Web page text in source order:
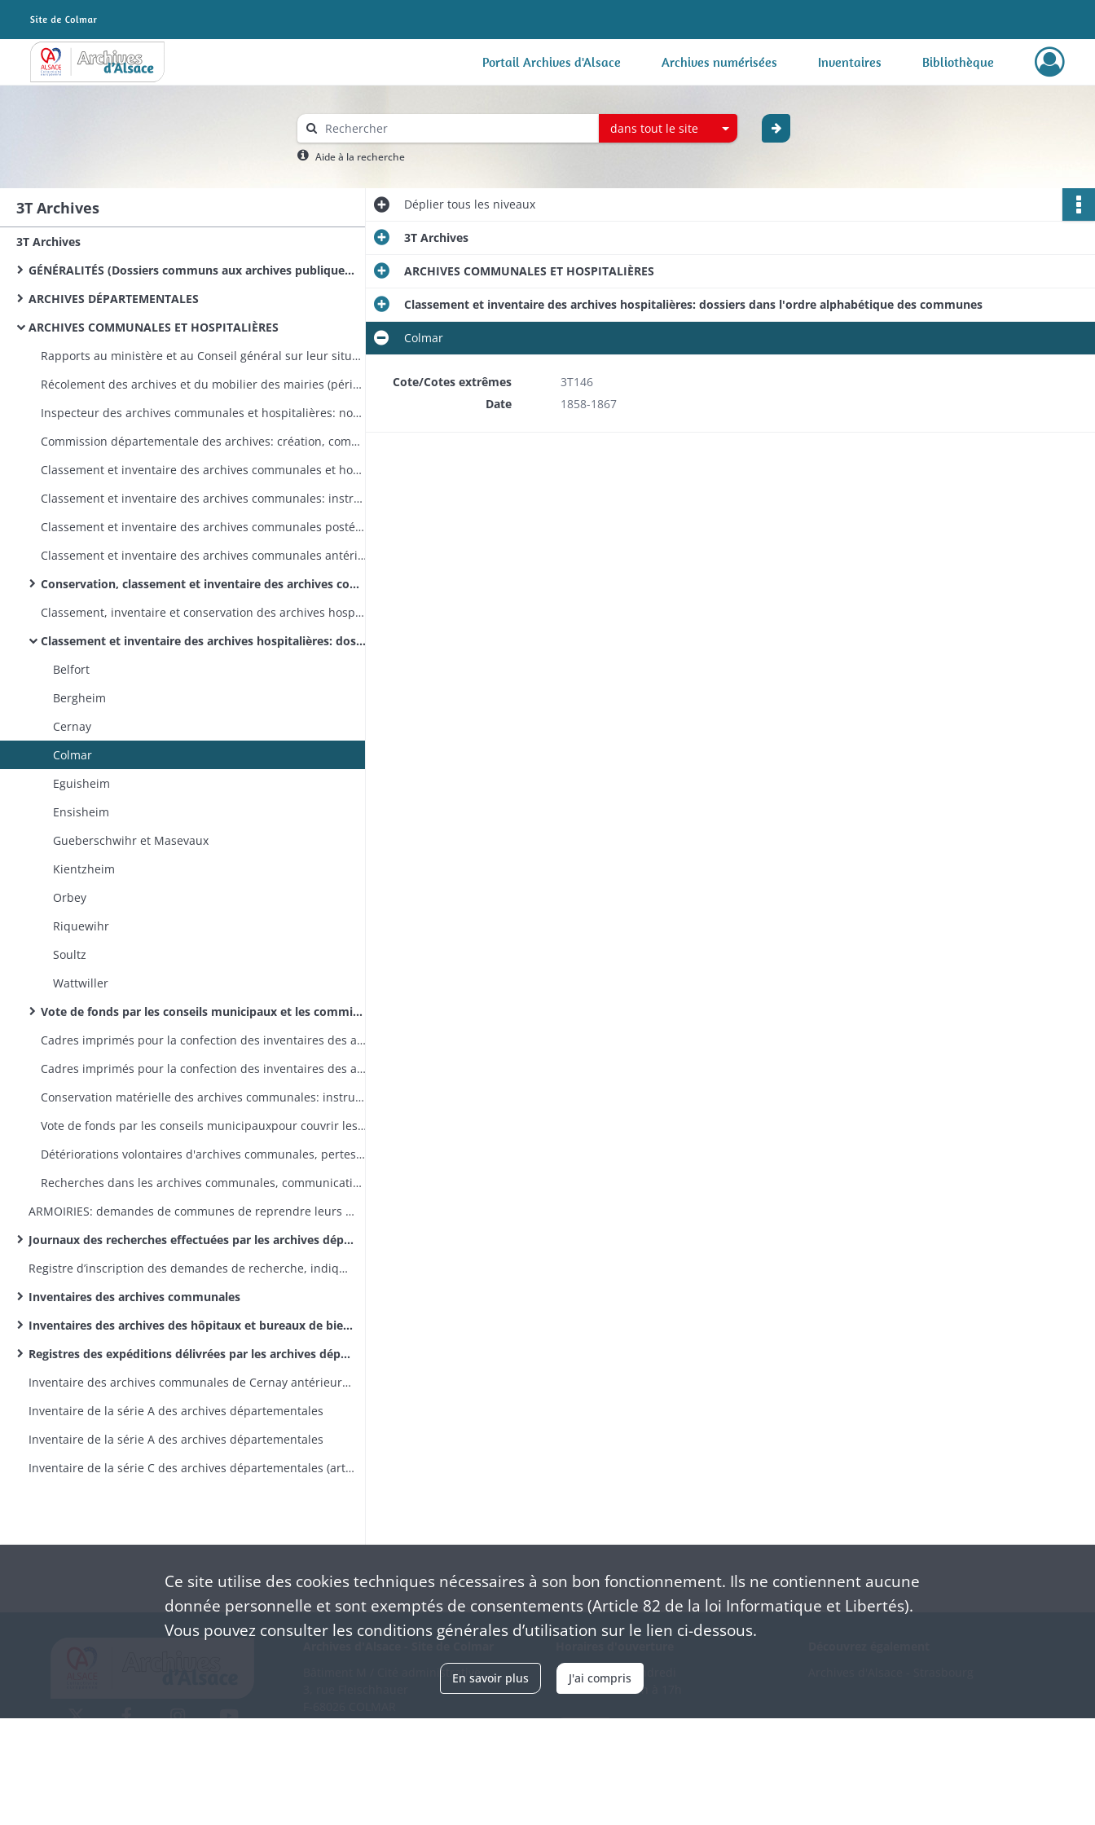
Archives Alsace - Colmar Portail Archives d'Alsace Archives numérisées Inventaires Bibliothèque
dans tout le site
Aide à la recherche
3T Archives
3T Archives
GÉNÉRALITÉS (Dossiers communs aux archives publiques conservées dans le département)
ARCHIVES DÉPARTEMENTALES
ARCHIVES COMMUNALES ET HOSPITALIÈRES
Rapports au ministère et au Conseil général sur leur situation
Récolement des archives et du mobilier des mairies (périodiquement et à l'occasion des changements de maire)
Inspecteur des archives communales et hospitalières: nomination, tournées, correspondance avec les maires suite à ses rapports
Commission départementale des archives: création, composition, convocation des membres, délibérations
Classement et inventaire des archives communales et hospitalières: instructions ministérielles et préfectorales, correspondance
Classement et inventaire des archives communales: instructions préfectorales, correspondance avec les sous-préfets et les maires
Classement et inventaire des archives communales postérieures à 1789: instructions préfectorales, correspondance avec les sous-préfets et les maires
Classement et inventaire des archives communales antérieures à 1790: instructions ministérielles et préfectorales,correspondance avec le ministre et les maires
Conservation, classement et inventaire des archives communales antérieures à 1790: dossiers dans l'ordre alphabétique des communes
Classement, inventaire et conservation des archives hospitalières: instructions ministérielles et préfectorales, correspondance
Classement et inventaire des archives hospitalières: dossiers dans l'ordre alphabétique des communes
Belfort
Bergheim
Cernay
Colmar
Eguisheim
Ensisheim
Gueberschwihr et Masevaux
Kientzheim
Orbey
Riquewihr
Soultz
Wattwiller
Vote de fonds par les conseils municipaux et les commissions administratives des hospices pour couvrir les frais de classement et de rédaction des inventaires (dossiers dans l'ordre alphabétique des communes)
Cadres imprimés pour la confection des inventaires des archives communales: offres des imprimeurs, commandes, recouvrement du prix auprès des communes
Cadres imprimés pour la confection des inventaires des archives communales: approvisionnement des communes
Conservation matérielle des archives communales: instructions ministérielles et préfectorales
Vote de fonds par les conseils municipauxpour couvrir les frais de reliured'archives (dossiers dans l'ordre alphabétique des communes)
Détériorations volontaires d'archives communales, pertes et détournements de pièces, rétentions d'archives par d'anciens maires
Recherches dans les archives communales, communications au-dehors de pièces conservées dans les archives communales
ARMOIRIES: demandes de communes de reprendre leurs anciennes armoiries, renseignements sur les armoiries des communes (dossiers dans l'ordre alphabétique des communes)
Journaux des recherches effectuées par les archives départementales
Registre d’inscription des demandes de recherche, indiquant le résultat de la recherche
Inventaires des archives communales
Inventaires des archives des hôpitaux et bureaux de bienfaisance
Registres des expéditions délivrées par les archives départementales
Inventaire des archives communales de Cernay antérieures à 1790
Inventaire de la série A des archives départementales
Inventaire de la série A des archives départementales
Inventaire de la série C des archives départementales (articles 1501à 1600)
Dépliertous les niveaux
3T Archives
ARCHIVES COMMUNALES ET HOSPITALIÈRES
Classement et inventaire des archives hospitalières: dossiers dans l'ordre alphabétique des communes
Colmar
Cote/Cotes extrêmes
3T146
Date
1858-1867
Bâtiment M / Cité administrative
(+33) 3 89 21 97 00
Du mardi au vendredi
en continu de 9h à 17h
Ce site utilise des cookiestechniques nécessaires à son bon fonctionnement. Ils ne contiennent aucune
donnée personnelle et sont exemptés de consentements (Article 82 de la loi Informatique et Libertés).
Vous pouvez consulter les conditions générales d’utilisation sur le lien ci-dessous.
En savoir plus J'ai compris